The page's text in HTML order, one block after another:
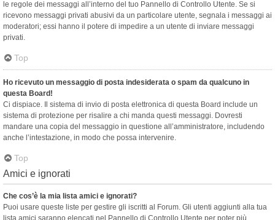
le regole dei messaggi all’interno del tuo Pannello di Controllo Utente. Se si
ricevono messaggi privati ​​abusivi da un particolare utente, segnala i messaggi ai
moderatori; essi hanno il potere di impedire a un utente di inviare messaggi
privati​​.
Top
Ho ricevuto un messaggio di posta indesiderata o spam da qualcuno in
questa Board!
Ci dispiace. Il sistema di invio di posta elettronica di questa Board include un
sistema di protezione per risalire a chi manda questi messaggi. Dovresti
mandare una copia del messaggio in questione all’amministratore, includendo
anche l’intestazione, in modo che possa intervenire.
Top
Amici e ignorati
Che cos’è la mia lista amici e ignorati?
Puoi usare queste liste per gestire gli iscritti al Forum. Gli utenti aggiunti alla tua
lista amici saranno elencati nel Pannello di Controllo Utente per poter più